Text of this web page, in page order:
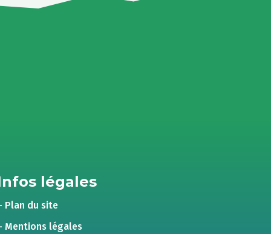
légales
Plan du site
Mentions légales